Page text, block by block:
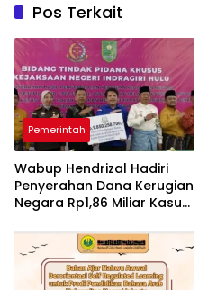
Pos Terkait
Pemerintah
Wabup Hendrizal Hadiri
Penyerahan Dana Kerugian
Negara Rp1,86 Miliar Kasus